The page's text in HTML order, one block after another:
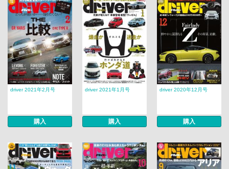
driver 2021年2月号
購入
driver 2021年1月号
購入
driver 2020年12月号
購入